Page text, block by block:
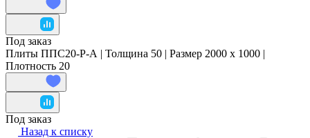
Под заказ
Плиты ППС20-Р-А | Толщина 50 | Размер 2000 x 1000 |
Плотность 20
Под заказ
Назад к списку